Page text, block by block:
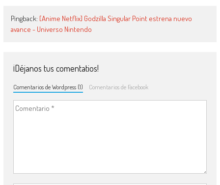
Pingback: [Anime Netflix] Godzilla Singular Point estrena nuevo
avance - Universo Nintendo
¡Déjanos tus comentatios!
Comentarios de Wordpress (1) Comentarios de Facebook